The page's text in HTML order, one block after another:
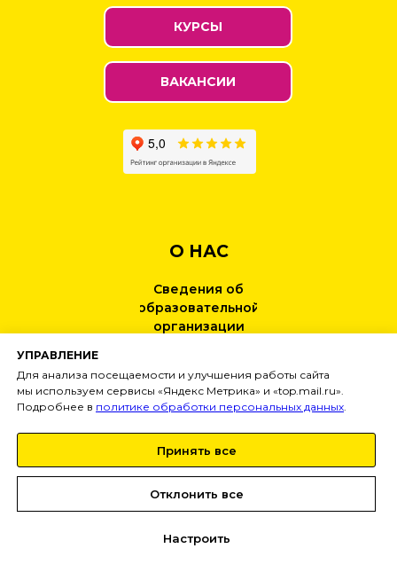
Тел: +7 (499) 495-25-01
О НАС
inginirium-khimki.ru
ВАКАНСИИ
КУРСЫ
Сведения об
образовательной
организации
УПРАВЛЕНИЕ
Для анализа посещаемости и улучшения работы сайта
мы используем сервисы «Яндекс Метрика» и «top.mail.ru».
Подробнее в политике обработки персональных данных
Принять все
Отклонить все
Настроить